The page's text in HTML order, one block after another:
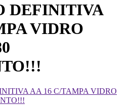
DEFINITIVA
VIDRO
AA 16 C/TAMPA VIDRO